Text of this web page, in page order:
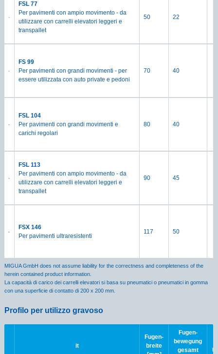
FSL 77
Per pavimenti con ampio movimento - da
utilizzare con carrelli elevatori leggeri e
transpallet
50 22
FS 99
Per pavimenti con grandi movimenti - per
essere utilizzata con auto private e pedoni
70 40
FSL 104
Per pavimenti con grandi movimenti e
carichi regolari
80 40
FSL 113
Per pavimenti con ampio movimento - da
utilizzare con carrelli elevatori leggeri e
transpallet
90 45
FSX 146
Per pavimenti ultraresistenti
117 50
MIGUA GmbH does not assume liability for the correctness and completeness of the
herein contained product information.
La capacità di carico dei carrelli elevatori si basa su pneumatici o pneumatici in gomma
con una superficie di contatto di 200 x 200 mm.
Profilo per utilizzo gravoso
it
Fugen-
breite
Fugen-
bewegung
gesamt